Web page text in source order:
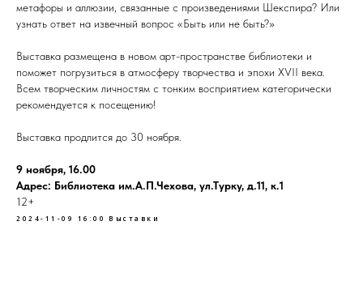
метафоры и аллюзии, связанные с произведениями Шекспира? Или
узнать ответ на извечный вопрос «Быть или не быть?»
Выставка размещена в новом арт-пространстве библиотеки и
поможет погрузиться в атмосферу творчества и эпохи XVII века.
Всем творческим личностям с тонким восприятием категорически
рекомендуется к посещению!
Выставка продлится до 30 ноября.
9 ноября, 16.00
Адрес: Библиотека им.А.П.Чехова, ул.Турку, д.11, к.1
12+
2024-11-09 16:00 Выставки